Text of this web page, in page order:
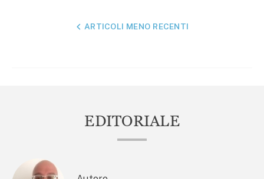
NAVIGAZIONEARTICOLI MENO RECENTI
EDITORIALE